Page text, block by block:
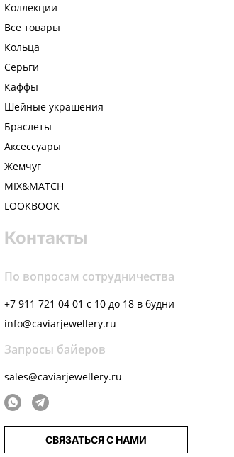
Коллекции
Все товары
Кольца
Серьги
Каффы
Шейные украшения
Браслеты
Аксессуары
Жемчуг
MIX&MATCH
LOOKBOOK
Контакты
По вопросам сотрудничества
+7 911 721 04 01 с 10 до 18 в будни
info@caviarjewellery.ru
Запросы байеров
sales@caviarjewellery.ru
СВЯЗАТЬСЯ С НАМИ